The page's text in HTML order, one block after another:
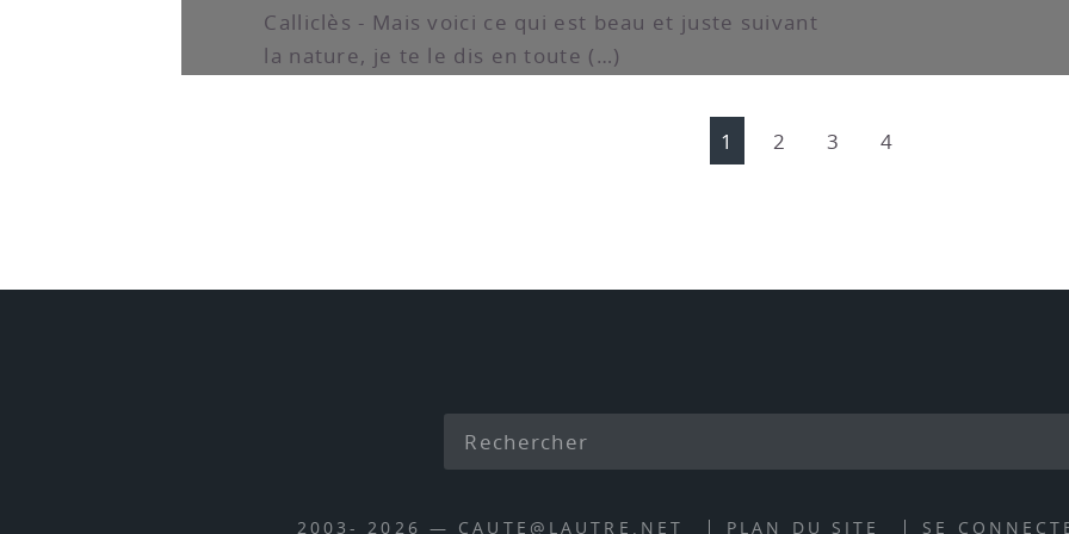
Calliclès - Mais voici ce qui est beau et juste suivant
la nature, je te le dis en toute (…)
1 2 3 4
2003- 2026 — CAUTE@LAUTRE.NET PLAN DU SITE SE